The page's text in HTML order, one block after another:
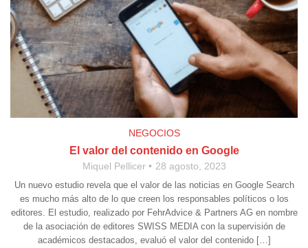
NEGOCIOS
El valor del contenido en Google
Miquel Pellicer 28 agosto, 2023
Un nuevo estudio revela que el valor de las noticias en Google Search
es mucho más alto de lo que creen los responsables políticos o los
editores. El estudio, realizado por FehrAdvice & Partners AG en nombre
de la asociación de editores SWISS MEDIA con la supervisión de
académicos destacados, evaluó el valor del contenido […]